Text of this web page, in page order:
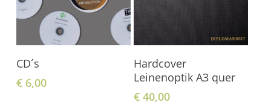
CD´s
€6,00
Hardcover
Leinenoptik A3 quer
€ 40,00